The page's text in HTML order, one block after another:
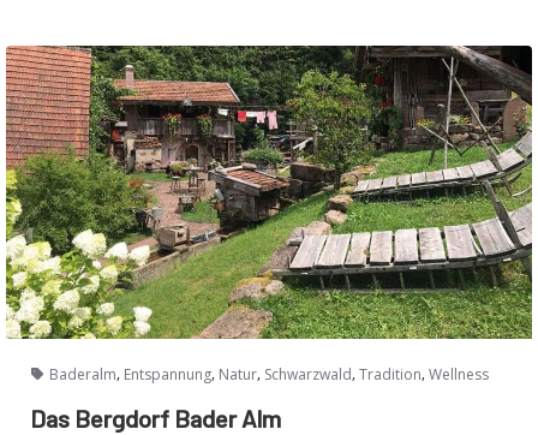
Baderalm, Entspannung, Natur, Schwarzwald, Tradition, Wellness
Das Bergdorf Bader Alm